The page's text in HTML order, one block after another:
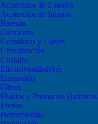
Accesorios de Exterior
Accesorios de Interior
Baterías
Carrocería
Cerraduras y Llaves
Climatización
Cristales
Electroventiladores
Encendido
Filtros
Fluídos y Productos Químicos
Frenos
Herramientas